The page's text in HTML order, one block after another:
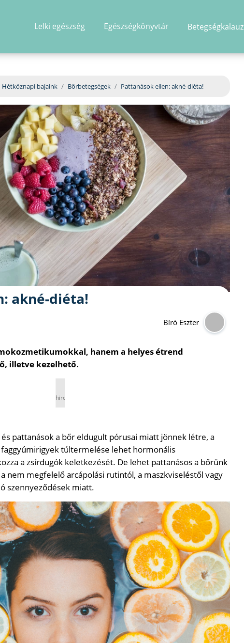
Lelki egészség Egészségkönyvtár Betegségkalauz
Hétköznapi bajaink Bőrbetegségek Pattanások ellen: akné-diéta!
akné-diéta!
Bíró Eszter
hanem a helyes étrend
illetve kezelhető.
hirdetés
pattanások a bőr eldugult pórusai miatt jönnek létre, a
túltermelése lehet hormonális
a zsírdugók keletkezését. De lehet pattanásos a bőrünk
nem megfelelő arcápolási rutintól, a maszkviseléstől vagy
szennyeződések miatt.